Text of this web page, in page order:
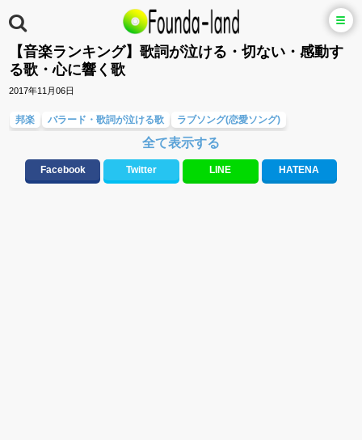
【音楽ランキング】歌詞が泣ける・切ない・感動す
る歌・心に響く歌
2017年11月06日
邦楽 バラード・歌詞が泣ける歌 ラブソング(恋愛ソング)
大切な人に贈る歌&ありがとうソング(感謝の歌)
失恋ソング(ラブソング) お別れの曲・旅立ちの歌
全て表示する
Facebook Twitter LINE HATENA